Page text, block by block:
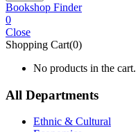
Bookshop Finder
0
Close
Shopping Cart(0)
No products in the cart.
All Departments
Ethnic & Cultural